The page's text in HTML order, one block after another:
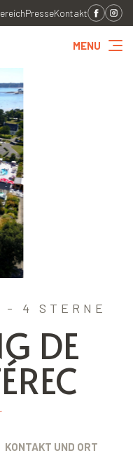
PresseKontakt
MENU
- 4 STERNE
DE
KONTAKT UND ORT